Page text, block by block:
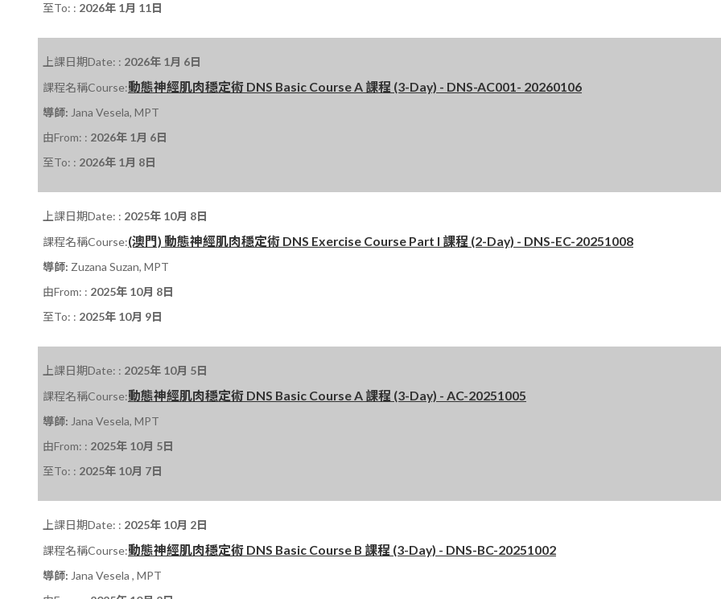
至To: : 2026年 1月 11日
上課日期Date: : 2026年 1月 6日
課程名稱Course:動態神經肌肉穩定術 DNS Basic Course A 課程 (3-Day) - DNS-AC001- 20260106
導師: Jana Vesela, MPT
由From: : 2026年 1月 6日
至To: : 2026年 1月 8日
上課日期Date: : 2025年 10月 8日
課程名稱Course:(澳門) 動態神經肌肉穩定術 DNS Exercise Course Part I 課程 (2-Day) - DNS-EC-20251008
導師: Zuzana Suzan, MPT
由From: : 2025年 10月 8日
至To: : 2025年 10月 9日
上課日期Date: : 2025年 10月 5日
課程名稱Course:動態神經肌肉穩定術 DNS Basic Course A 課程 (3-Day) - AC-20251005
導師: Jana Vesela, MPT
由From: : 2025年 10月 5日
至To: : 2025年 10月 7日
上課日期Date: : 2025年 10月 2日
課程名稱Course:動態神經肌肉穩定術 DNS Basic Course B 課程 (3-Day) - DNS-BC-20251002
導師: Jana Vesela , MPT